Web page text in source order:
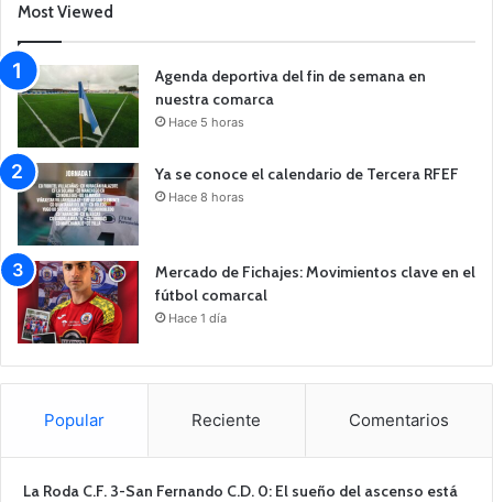
Most Viewed
Agenda deportiva del fin de semana en
nuestra comarca
Hace 5 horas
Ya se conoce el calendario de Tercera RFEF
Hace 8 horas
Mercado de Fichajes: Movimientos clave en el
fútbol comarcal
Hace 1 día
Popular Reciente Comentarios
La Roda C.F. 3-San Fernando C.D. 0: El sueño del ascenso está